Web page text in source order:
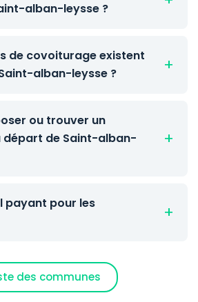
alban-leysse ?
de covoiturage existent
alban-leysse ?
ou trouver un
de Saint-alban-
payant pour les
des communes